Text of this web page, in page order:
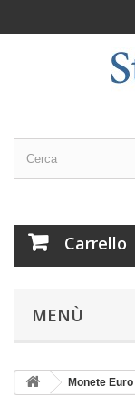
Carrello
MENÙ
Monete Euro